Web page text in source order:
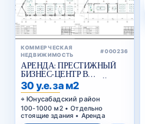
КОММЕРЧЕСКАЯ
НЕДВИЖИМОСТЬ
#000236
АРЕНДА: ПРЕСТИЖНЫЙ
БИЗНЕС-ЦЕНТР В
ЮНУСАБАДСКОМ РАЙОНЕ
30 у.е. за м2
Юнусабадский район
100-1000 м2 • Отдельно
стоящие здания • Аренда